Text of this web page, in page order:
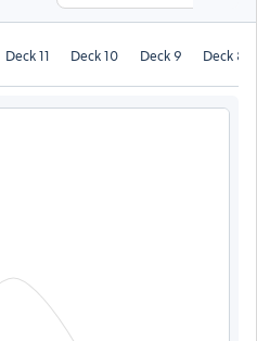
Deck 11 Deck 10 Deck 9 Deck 8